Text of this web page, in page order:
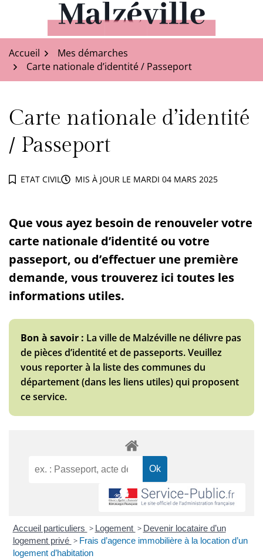
contenu
Malzéville
Accueil
Mes démarches
Carte nationale d’identité / Passeport
Carte nationale d’identité
/ Passeport
ETAT CIVIL MIS À JOUR LE MARDI 04 MARS 2025
Que vous ayez besoin de renouveler votre
carte nationale d’identité ou votre
passeport, ou d’effectuer une première
demande, vous trouverez ici toutes les
informations utiles.
Bon à savoir : La ville de Malzéville ne délivre pas
de pièces d’identité et de passeports. Veuillez
vous reporter à la liste des communes du
département (dans les liens utiles) qui proposent
ce service.
Accueil particuliers > Logement > Devenir locataire d’un
logement privé > Frais d’agence immobilière à la location d’un
logement d’habitation